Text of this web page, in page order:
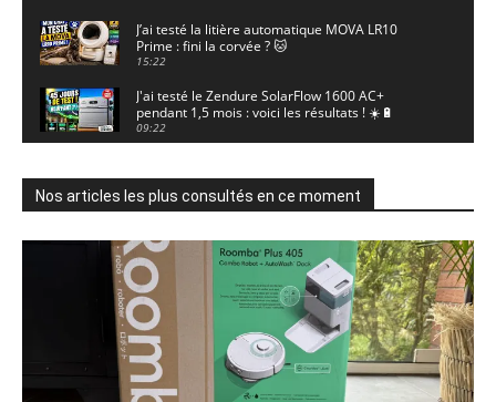
J’ai testé la litière automatique MOVA LR10
Prime : fini la corvée ? 🐱
15:22
J'ai testé le Zendure SolarFlow 1600 AC+
pendant 1,5 mois : voici les résultats ! ☀️🔋
09:22
enregistre 24/7 grâce à l'AOV ! ☀️📹
11:30
Gouy-en-Artois. 18/07/2026
02:33
Guirlande Guinguette Solaire Guirled : enfin
une vraie puissance en extérieur ? Test complet
04:38
Aiper Scuba V3 : le meilleur robot de piscine
sans fil ? Mon test complet !
15:53
Nos articles les plus consultés en ce moment